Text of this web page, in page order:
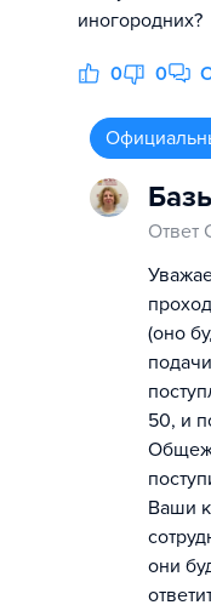
иногородних?
0 0
Ответ
(оно
50, и
Ваши
они